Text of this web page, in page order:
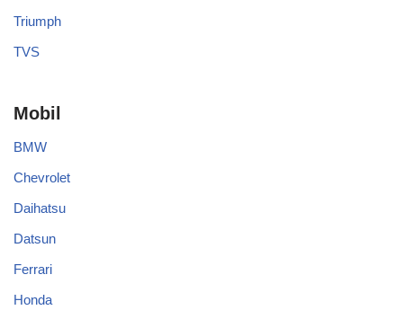
Triumph
TVS
Mobil
BMW
Chevrolet
Daihatsu
Datsun
Ferrari
Honda